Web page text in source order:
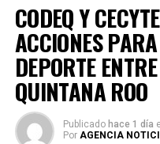
CODEQ Y
ACCIONES
DEPORTE
QUINTANA ROO
Publicado hace 1 día
Por AGENCIA